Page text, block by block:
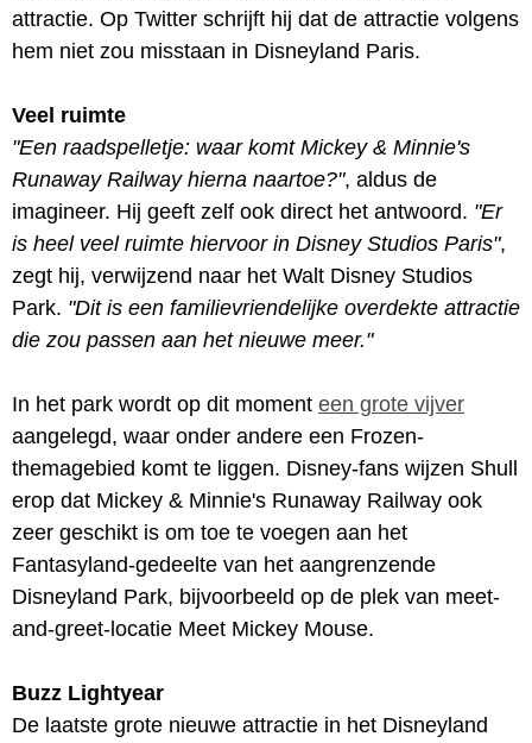
attractie. Op Twitter schrijft hij dat de attractie volgens
hem niet zou misstaan in Disneyland Paris.
Veel ruimte
"Een raadspelletje: waar komt Mickey & Minnie's
Runaway Railway hierna naartoe?", aldus de
imagineer. Hij geeft zelf ook direct het antwoord. "Er
is heel veel ruimte hiervoor in Disney Studios Paris",
zegt hij, verwijzend naar het Walt Disney Studios
Park. "Dit is een familievriendelijke overdekte attractie
die zou passen aan het nieuwe meer."
In het park wordt op dit moment een grote vijver
aangelegd, waar onder andere een Frozen-
themagebied komt te liggen. Disney-fans wijzen Shull
erop dat Mickey & Minnie's Runaway Railway ook
zeer geschikt is om toe te voegen aan het
Fantasyland-gedeelte van het aangrenzende
Disneyland Park, bijvoorbeeld op de plek van meet-
and-greet-locatie Meet Mickey Mouse.
Buzz Lightyear
De laatste grote nieuwe attractie in het Disneyland